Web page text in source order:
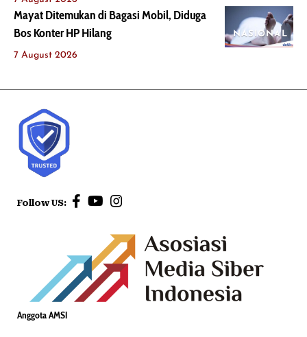
NASIONAL
Mayat Ditemukan di Bagasi Mobil, Diduga
Bos Konter HP Hilang
7 August 2026
Follow US:
Anggota AMSI